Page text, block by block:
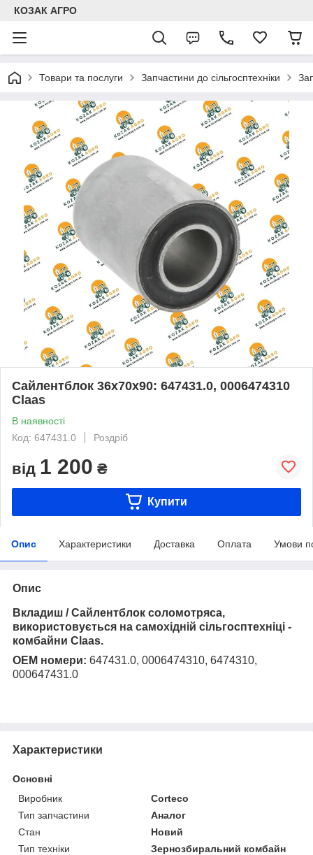
КОЗАК АГРО
Товари та послуги Запчастини до сільгосптехніки
Сайлентблок 36х70х90: 647431.0, 0006474310
Claas
В наявності
Код: 647431.0
Роздріб
від 1 200 ₴
Купити
Опис Характеристики Доставка Оплата Умови
Опис
Вкладиш / Сайлентблок соломотряса,
використовується на самохідній сільгосптехніці -
комбайни Claas.
ОЕМ номери: 647431.0, 0006474310, 6474310,
000647431.0
Характеристики
Основні
Виробник
Corteco
Тип запчастини
Аналог
Стан
Новий
Тип техніки
Зернозбиральний комбайн